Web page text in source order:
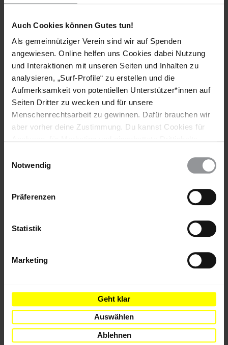
Auch Cookies können Gutes tun!
Als gemeinnütziger Verein sind wir auf Spenden
angewiesen. Online helfen uns Cookies dabei Nutzung
und Interaktionen mit unseren Seiten und Inhalten zu
analysieren, „Surf-Profile“ zu erstellen und die
Aufmerksamkeit von potentiellen Unterstützer*innen auf
Seiten Dritter zu wecken und für unsere
Menschenrechtsarbeit zu gewinnen. Dafür brauchen wir
aber vorher deine Zustimmung. Du kannst Cookies für
wieder ändern. Diesen Banner kannst Du über den Link
Notwendig
Präferenzen
Statistik
Marketing
Geht klar
Auswählen
Ablehnen
Menschenrechtsverletzungen und mögliche Kriegsverbrechen
aus der Ferne zu untersuchen.
DIE SCHLIMMSTE FLÜCHTLINGSKRISE IN EUROPA
SEIT DEM ZWEITEN WELTKRIEG
Seit Beginn des russischen Angriffskrieges war
ein Drittel der ukrainischen Bevölkerung,
zumindest zeitweise, zur Flucht gezwungen.
Millionen Menschen haben das Land verlassen.
Millionen Menschen sind innerhalb der Ukraine
auf der Flucht.